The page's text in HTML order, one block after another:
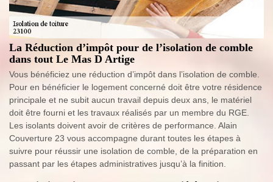
La Réduction d’impôt pour de l’isolation de comble
dans tout Le Mas D Artige
Vous bénéficiez une réduction d’impôt dans l’isolation de comble.
Pour en bénéficier le logement concerné doit être votre résidence
principale et ne subit aucun travail depuis deux ans, le matériel
doit être fourni et les travaux réalisés par un membre du RGE.
Les isolants doivent avoir de critères de performance. Alain
Couverture 23 vous accompagne durant toutes les étapes à
suivre pour réussir une isolation de comble, de la préparation en
passant par les étapes administratives jusqu’à la finition.